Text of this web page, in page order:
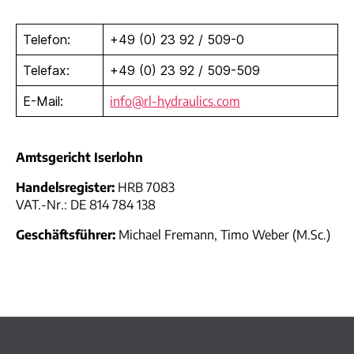
Telefon:
+49 (0) 23 92 / 509-0
Telefax:
+49 (0) 23 92 / 509-509
E-Mail:
info@rl-hydraulics.com
Amtsgericht Iserlohn
Handelsregister: HRB 7083
VAT.-Nr.: DE 814 784 138
Geschäftsführer: Michael Fremann, Timo Weber (M.Sc.)